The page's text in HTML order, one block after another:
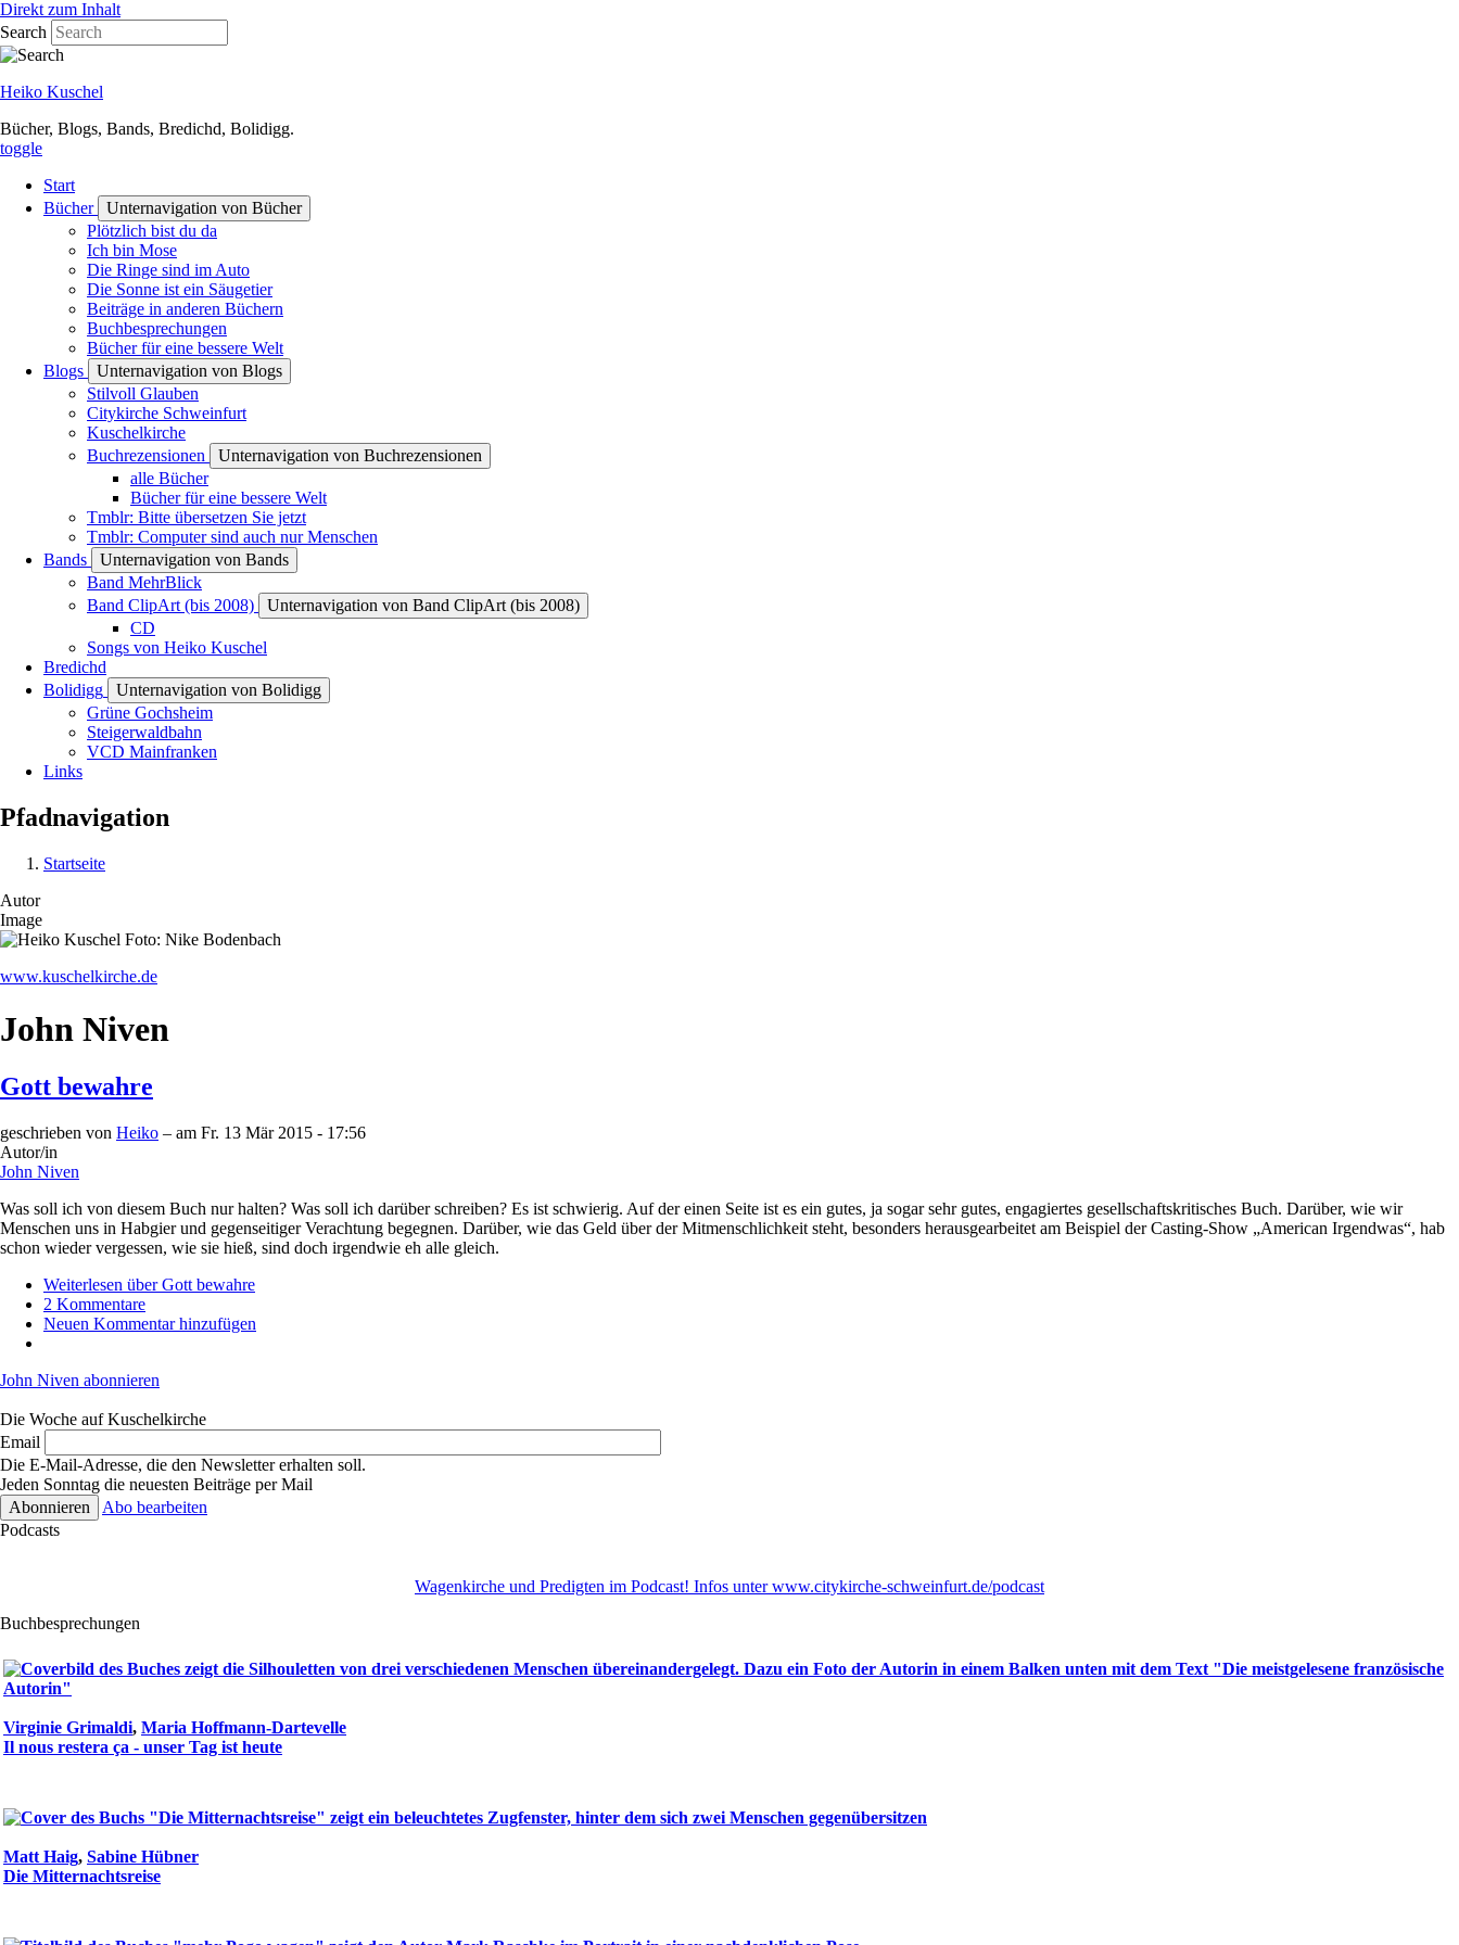
Direkt zum Inhalt
Search
Heiko Kuschel
Bücher, Blogs, Bands, Bredichd, Bolidigg.
toggle
Start
Bücher
Unternavigation von Bücher
Plötzlich bist du da
Ich bin Mose
Die Ringe sind im Auto
Die Sonne ist ein Säugetier
Beiträge in anderen Büchern
Buchbesprechungen
Bücher für eine bessere Welt
Blogs
Unternavigation von Blogs
Stilvoll Glauben
Citykirche Schweinfurt
Kuschelkirche
Buchrezensionen
Unternavigation von Buchrezensionen
alle Bücher
Bücher für eine bessere Welt
Tmblr: Bitte übersetzen Sie jetzt
Tmblr: Computer sind auch nur Menschen
Bands
Unternavigation von Bands
Band MehrBlick
Band ClipArt (bis 2008)
Unternavigation von Band ClipArt (bis 2008)
CD
Songs von Heiko Kuschel
Bredichd
Bolidigg
Unternavigation von Bolidigg
Grüne Gochsheim
Steigerwaldbahn
VCD Mainfranken
Links
Pfadnavigation
Startseite
Autor
Image
www.kuschelkirche.de
John Niven
Gott bewahre
geschrieben von Heiko – am Fr. 13 Mär 2015 - 17:56
Autor/in
John Niven
Was soll ich von diesem Buch nur halten? Was soll ich darüber schreiben? Es ist schwierig. Auf der einen Seite ist es ein gutes, ja sogar sehr gutes, engagiertes gesellschaftskritisches Buch. Darüber, wie wir
Menschen uns in Habgier und gegenseitiger Verachtung begegnen. Darüber, wie das Geld über der Mitmenschlichkeit steht, besonders herausgearbeitet am Beispiel der Casting-Show „American Irgendwas“, hab
schon wieder vergessen, wie sie hieß, sind doch irgendwie eh alle gleich.
Weiterlesen über Gott bewahre
2 Kommentare
Neuen Kommentar hinzufügen
John Niven abonnieren
Die Woche auf Kuschelkirche
Email
Die E-Mail-Adresse, die den Newsletter erhalten soll.
Jeden Sonntag die neuesten Beiträge per Mail
Abo bearbeiten
Podcasts
Wagenkirche und Predigten im Podcast! Infos unter www.citykirche-schweinfurt.de/podcast
Buchbesprechungen
Virginie Grimaldi, Maria Hoffmann-Dartevelle
Il nous restera ça - unser Tag ist heute
Matt Haig, Sabine Hübner
Die Mitternachtsreise